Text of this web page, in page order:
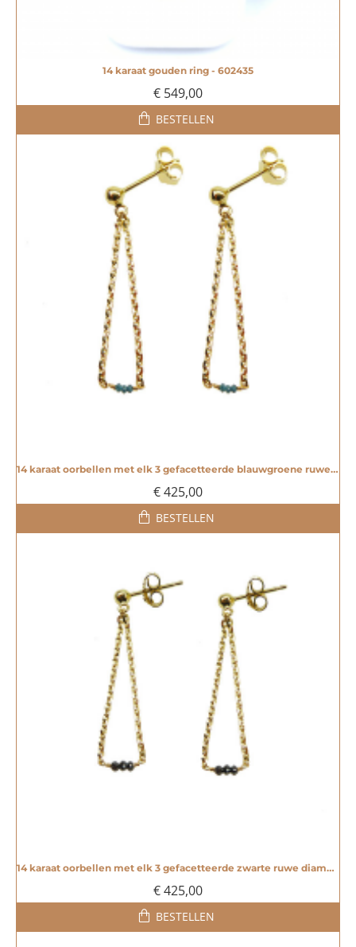
14 karaat gouden ring - 602435
€ 549,00
BESTELLEN
14 karaat oorbellen met elk 3 gefacetteerde blauwgroene ruwe diamanten - 20003516
€ 425,00
BESTELLEN
14 karaat oorbellen met elk 3 gefacetteerde zwarte ruwe diamanten - 20003515
€ 425,00
BESTELLEN